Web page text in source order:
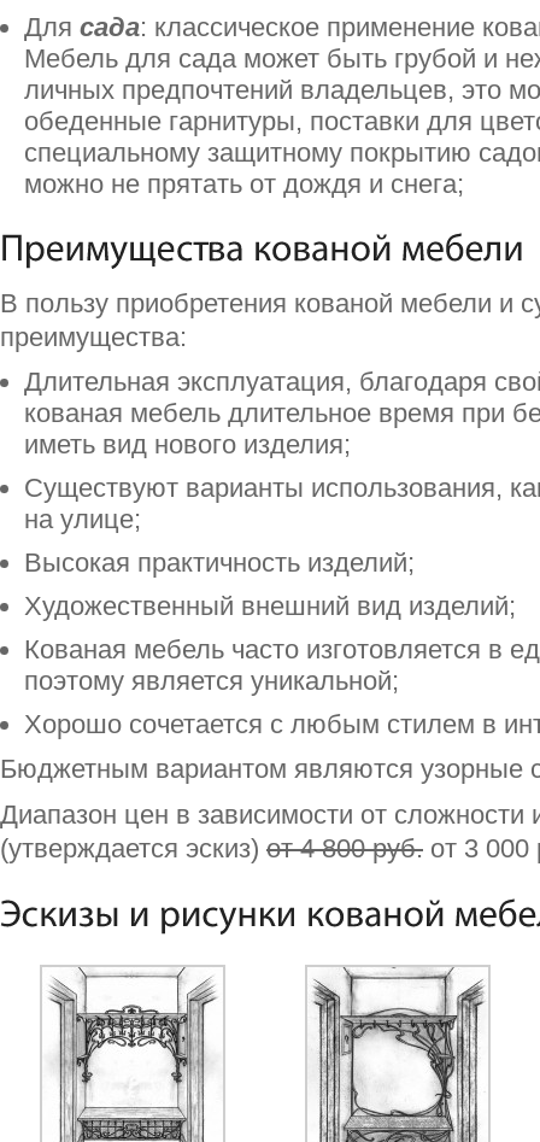
Для сада: классическое применение
Мебель для сада может быть грубой и
личных предпочтений владельцев, это
обеденные гарнитуры, поставки для
специальному защитному покрытию
можно не прятать от дождя и снега;
В пользу приобретения кованой мебели и
преимущества:
Длительная эксплуатация, благодаря
кованая мебель длительное время при
иметь вид нового изделия;
Существуют варианты использования,
на улице;
Высокая практичность изделий;
Художественный внешний вид изделий;
Кованая мебель часто изготовляется в
поэтому является уникальной;
Хорошо сочетается с любым стилем в
Бюджетным вариантом являются узорные
Диапазон цен в зависимости от сложности
(утверждается эскиз) от 4 800 руб. от 3 000